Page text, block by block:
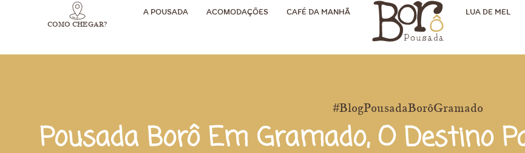
COMO CHEGAR?
A POUSADA ACOMODAÇÕES CAFÉ DA MANHÃ LUA DE MEL
#BlogPousadaBorôGramado
Pousada Borô Em Gramado, O Destino